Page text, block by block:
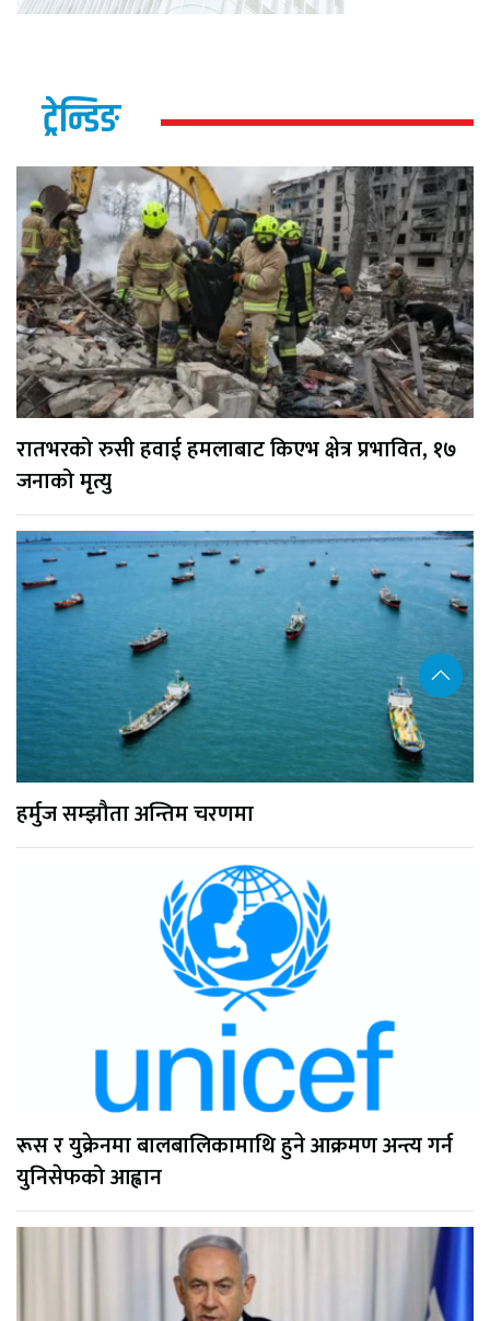
ट्रेन्डिङ
रातभरको रुसी हवाई हमलाबाट किएभ क्षेत्र प्रभावित, १७
जनाको मृत्यु
हर्मुज सम्झौता अन्तिम चरणमा
रूस र युक्रेनमा बालबालिकामाथि हुने आक्रमण अन्त्य गर्न
युनिसेफको आह्वान